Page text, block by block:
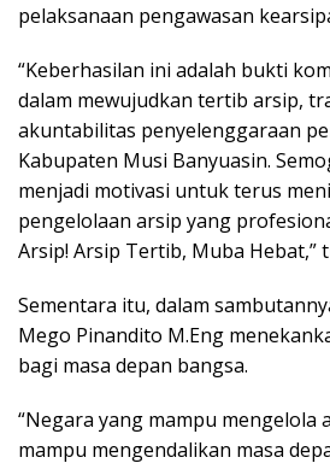
pelaksanaan pengawasan
“Keberhasilan ini adalah bukti
dalam mewujudkan tertib arsip,
akuntabilitas penyelenggaraan
Kabupaten Musi Banyuasin.
menjadi motivasi untuk terus
pengelolaan arsip yang
Arsip! Arsip Tertib, Muba Hebat,”
Sementara itu, dalam
Mego Pinandito M.Eng
bagi masa depan bangsa.
“Negara yang mampu mengelola
mampu mengendalikan masa